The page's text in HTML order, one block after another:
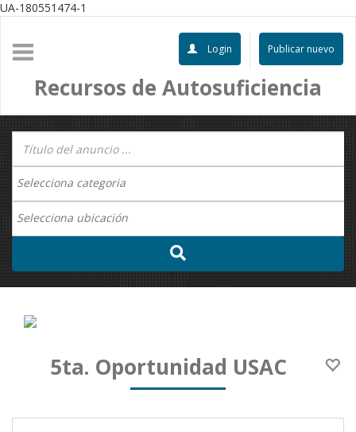
UA-180551474-1
Publicar nuevo
Login
Recursos de Autosuficiencia
5ta. Oportunidad USAC